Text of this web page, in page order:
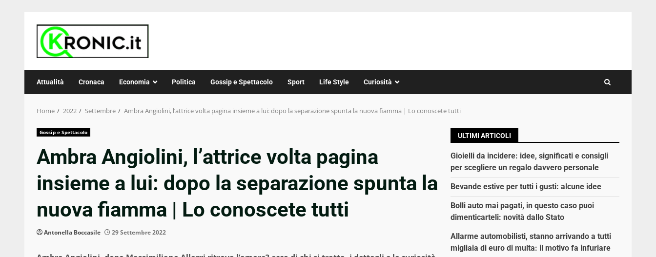
content
Attualità Cronaca Economia Politica Gossip e Spettacolo Sport Life Style Curiosità
Home 2022 Settembre Ambra Angiolini, l’attrice volta pagina insieme a lui: dopo la separazione spunta la nuova fiamma | Lo conoscete tutti
Gossip e Spettacolo
Ambra Angiolini, l’attrice volta pagina
insieme a lui: dopo la separazione spunta la
nuova fiamma | Lo conoscete tutti
Antonella Boccasile 29 Settembre 2022
ULTIMI ARTICOLI
Gioielli da incidere: idee, significati e consigli
per scegliere un regalo davvero personale
Bevande estive per tutti i gusti: alcune idee
Bolli auto mai pagati, in questo caso puoi
dimenticarteli: novità dallo Stato
Allarme automobilisti, stanno arrivando a tutti
migliaia di euro di multa: il motivo fa infuriare